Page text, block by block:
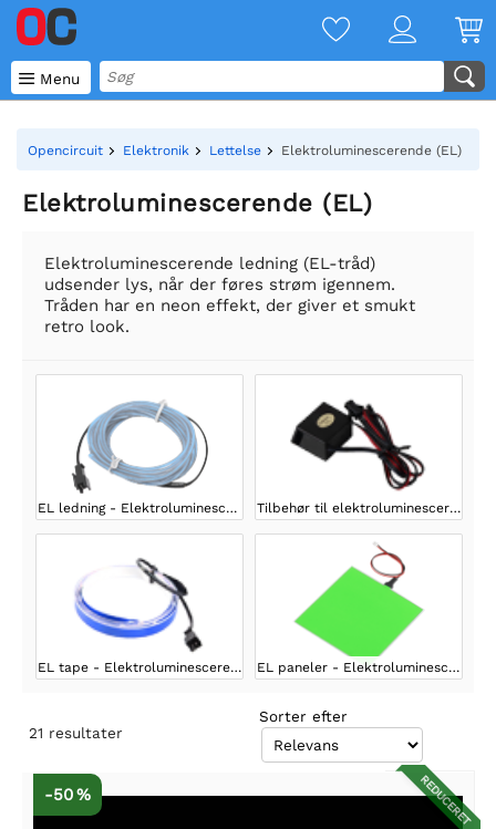
 Menu
Opencircuit Elektronik Lettelse Elektroluminescerende (EL)
Elektroluminescerende (EL)
Elektroluminescerende ledning (EL-tråd)
udsender lys, når der føres strøm igennem.
Tråden har en neon effekt, der giver et smukt
retro look.
EL ledning - Elektroluminescerende ledning Tilbehør til elektroluminescerende ledning
EL tape - Elektroluminescerende tape EL paneler - Elektroluminescerende paneler
21 resultater
Sorter efter
REDUCERET
-50 %